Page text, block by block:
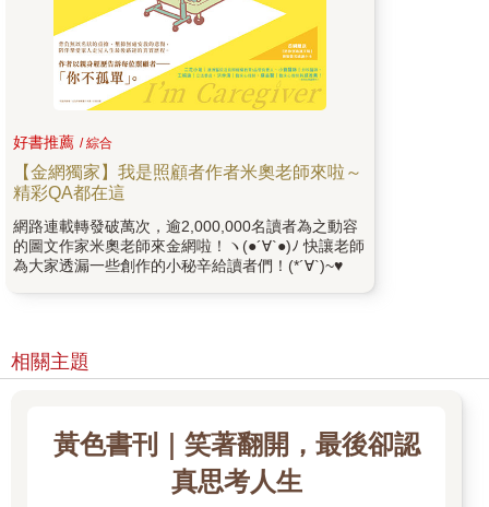
好書推薦 / 綜合
【金網獨家】我是照顧者作者米奧老師來啦～
精彩QA都在這
網路連載轉發破萬次，逾2,000,000名讀者為之動容
的圖文作家米奧老師來金網啦！ヽ(●´∀`●)ﾉ 快讓老師
為大家透漏一些創作的小秘辛給讀者們！(*´∀`)~♥
相關主題
黃色書刊｜笑著翻開，最後卻認
真思考人生